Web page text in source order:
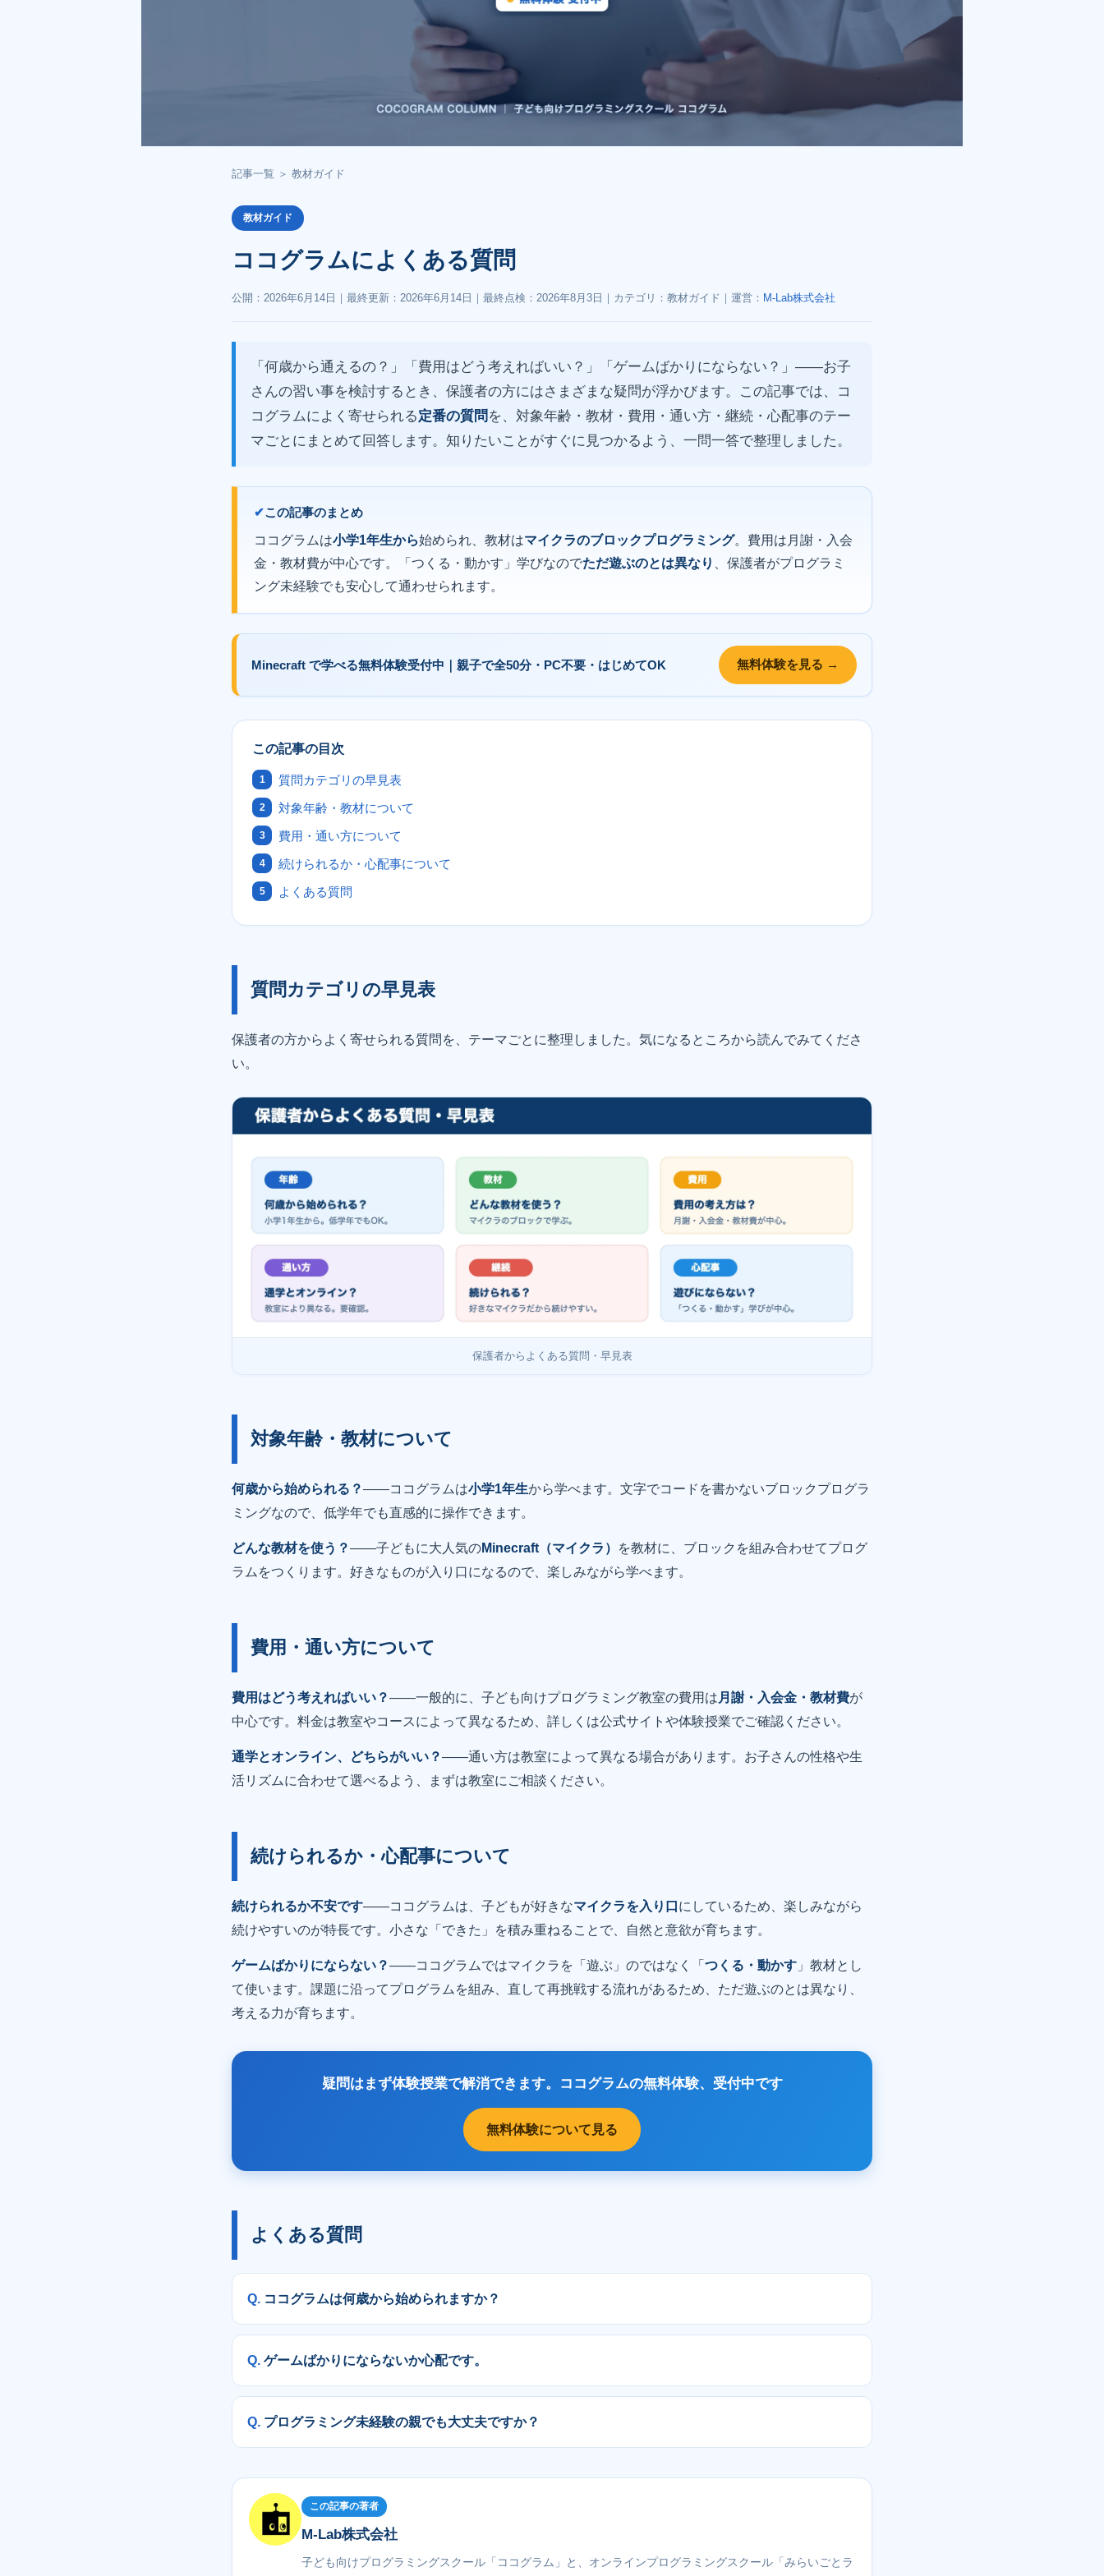
記事一覧 ＞ 教材ガイド
教材ガイド
ココグラムによくある質問
公開： 2026年6月14日 ｜最終更新： 2026年6月14日 ｜最終点検： 2026年8月3日 ｜カテゴリ：教材ガイド｜運営： M-Lab株式会社
「何歳から通えるの？」「費用はどう考えればいい？」「ゲームばかりにならない？」——お子
さんの習い事を検討するとき、保護者の方にはさまざまな疑問が浮かびます。この記事では、コ
コグラムによく寄せられる定番の質問 を、対象年齢・教材・費用・通い方・継続・心配事のテー
マごとにまとめて回答します。知りたいことがすぐに見つかるよう、一問一答で整理しました。
この記事のまとめ
ココグラムは小学1年生から始められ、教材はマイクラのブロックプログラミング。費用は月謝・入会
金・教材費が中心です。「つくる・動かす」学びなのでただ遊ぶのとは異なり
、保護者がプログラミ
ング未経験でも安心して通わせられます。
Minecraft で学べる無料体験受付中｜ 親子で全50分・PC不要・はじめてOK 無料体験を見る →
この記事の目次
質問カテゴリの早見表
対象年齢・教材について
費用・通い方について
続けられるか・心配事について
よくある質問
質問カテゴリの早見表
保護者の方からよく寄せられる質問を、テーマごとに整理しました。気になるところから読んでみてくださ
い。
保護者からよくある質問・早見表
対象年齢・教材について
何歳から始められる？——ココグラムは小学1年生から学べます。文字でコードを書かないブロックプログラ
ミングなので、低学年でも直感的に操作できます。
どんな教材を使う？——子どもに大人気のMinecraft（マイクラ）
を教材に、ブロックを組み合わせてプログ
ラムをつくります。好きなものが入り口になるので、楽しみながら学べます。
費用・通い方について
費用はどう考えればいい？——一般的に、子ども向けプログラミング教室の費用は 月謝・入会金・教材費が
中心です。料金は教室やコースによって異なるため、詳しくは公式サイトや体験授業でご確認ください。
通学とオンライン、どちらがいい？——通い方は教室によって異なる場合があります。お子さんの性格や生
活リズムに合わせて選べるよう、まずは教室にご相談ください。
続けられるか・心配事について
続けられるか不安です——ココグラムは、子どもが好きなマイクラを入り口 にしているため、楽しみながら
続けやすいのが特長です。小さな「できた」を積み重ねることで、自然と意欲が育ちます。
ゲームばかりにならない？——ココグラムではマイクラを「遊ぶ」のではなく「 つくる・動かす 」教材とし
て使います。課題に沿ってプログラムを組み、直して再挑戦する流れがあるため、ただ遊ぶのとは異なり、
考える力が育ちます。
疑問はまず体験授業で解消できます。ココグラムの無料体験、受付中です
無料体験について見る
よくある質問
ココグラムは何歳から始められますか？
ゲームばかりにならないか心配です。
プログラミング未経験の親でも大丈夫ですか？
この記事の著者
M-Lab株式会社
子ども向けプログラミングスクール「ココグラム」と、オンラインプログラミングスクール「みらいごとラ